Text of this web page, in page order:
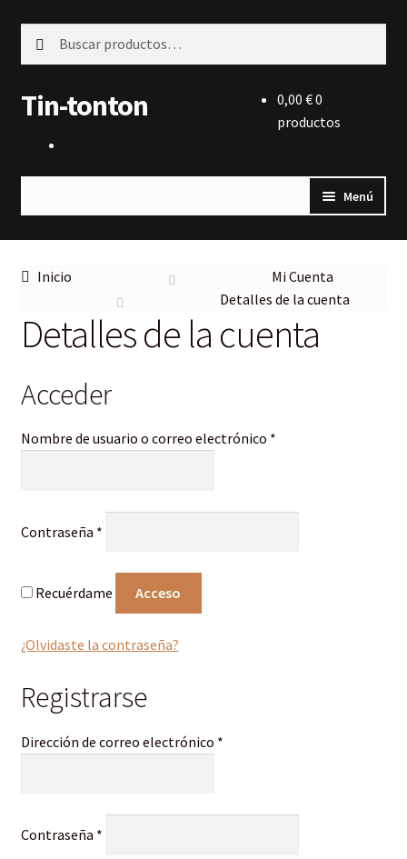
navegación
por:
Tin-tonton 0,00€0
productos
Menú
Inicio
Partituras
Cuerdas
Blog
Kontodetails
Inicio
Mi Cuenta
Detalles de la cuenta
Detalles de la cuenta
Acceder
Nombre de usuario o correo electrónico *Obligatorio
Contraseña *
Recuérdame Acceso
¿Olvidaste la contraseña?
Registrarse
Dirección de correo electrónico *Obligatorio
Contraseña *